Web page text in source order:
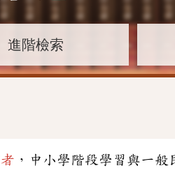
進階檢索
，中小學階段學習與一